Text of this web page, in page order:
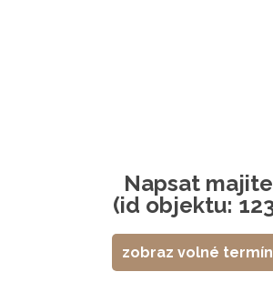
Napsat
(id objektu:
zobraz volné